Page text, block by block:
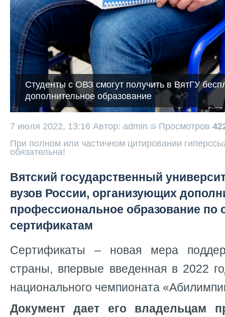
Студенты с ОВЗ смогут получить в ВятГУ
дополнительное образование
7 июля 2022, 13:16 Автор: admin Просмотров
При полном или частичном цитировании
обязательна!
Вятский государственный
вузов России, организующих
профессиональное образование по
сертификатам
Сертификаты – новая мера
страны, впервые введенная в 2022
национального чемпионата
Документ дает его владельцам